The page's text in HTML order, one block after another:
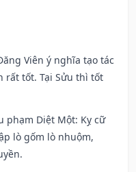
Viên ý nghĩa tạo tác
rất tốt. Tại Sửu thì tốt
phạm Diệt Một: Kỵ cữ
lò gốm lò nhuộm,